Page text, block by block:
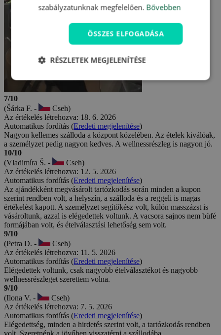
7/10
(Šárka F. -
Cseh)
Az értékelés létrehozva: 18. 6. 2026
Automatikus fordítás (Eredeti megjelenítése)
Nagyon kellemes szálloda a központ közelében. Az ételek kiválóak,
a személyzet pedig nagyon kedves. A wellnessrészleg is nagyon jó.
10/10
(Vladimíra Š. -
Cseh)
Az értékelés létrehozva: 12. 5. 2026
Automatikus fordítás (Eredeti megjelenítése)
Az ajándékként megvásárolt tartózkodás során minden a kupon
szerint rendben volt, a helyszín, a szálloda és a reggeli is magas
értékelést kapott. A személyzet segítőkész volt, külön masszázst is
vásároltunk, azzal is elégedettek voltunk. A vacsora sajnos nem büfé
formájában volt, és ételválasztási lehetőség sem volt.
9/10
(Petra D. -
Cseh)
Az értékelés létrehozva: 11. 5. 2026
Automatikus fordítás (Eredeti megjelenítése)
Elégedettek voltunk, csak nagyobb ételválasztékot és nagyobb
wellnessrészleget szerettem volna.
9/10
(Ilona V. -
Cseh)
Az értékelés létrehozva: 7. 5. 2026
Automatikus fordítás (Eredeti megjelenítése)
Elégedettség, minden a hirdetés szerint volt, a tartózkodás rendben
volt. Szeretnénk a jövőben visszatérni a szállodába.
szabályzatunknak megfelelően. Bővebben
ÖSSZES ELFOGADÁSA
RÉSZLETEK MEGJELENÍTÉSE